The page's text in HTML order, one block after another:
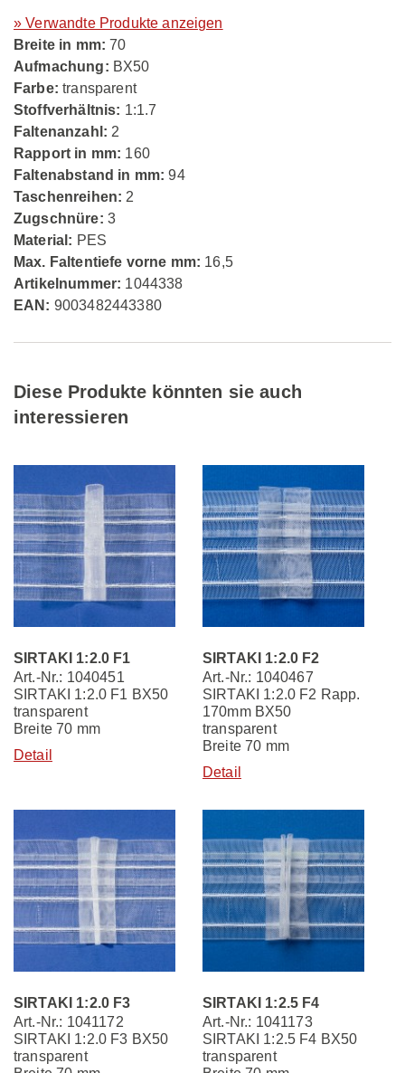
» Verwandte Produkte anzeigen
Breite in mm: 70
Aufmachung: BX50
Farbe: transparent
Stoffverhältnis: 1:1.7
Faltenanzahl: 2
Rapport in mm: 160
Faltenabstand in mm: 94
Taschenreihen: 2
Zugschnüre: 3
Material: PES
Max. Faltentiefe vorne mm: 16,5
Artikelnummer: 1044338
EAN: 9003482443380
Diese Produkte könnten sie auch
interessieren
SIRTAKI 1:2.0 F1
Art.-Nr.: 1040451
SIRTAKI 1:2.0 F1 BX50
transparent
Breite 70 mm
Detail
SIRTAKI 1:2.0 F2
Art.-Nr.: 1040467
SIRTAKI 1:2.0 F2 Rapp.
170mm BX50
transparent
Breite 70 mm
Detail
SIRTAKI 1:2.0 F3
Art.-Nr.: 1041172
SIRTAKI 1:2.0 F3 BX50
transparent
SIRTAKI 1:2.5 F4
Art.-Nr.: 1041173
SIRTAKI 1:2.5 F4 BX50
transparent